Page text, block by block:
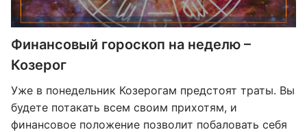
Финансовый гороскоп на неделю –
Козерог
Уже в понедельник Козерогам предстоят траты. Вы
будете потакать всем своим прихотям, и
финансовое положение позволит побаловать себя